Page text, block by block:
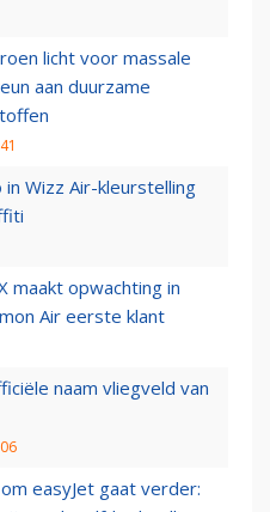
licht voor massale
aan duurzame
in Wizz Air-kleurstelling
maakt opwachting in
Air eerste klant
naam vliegveld van
easyJet gaat verder: